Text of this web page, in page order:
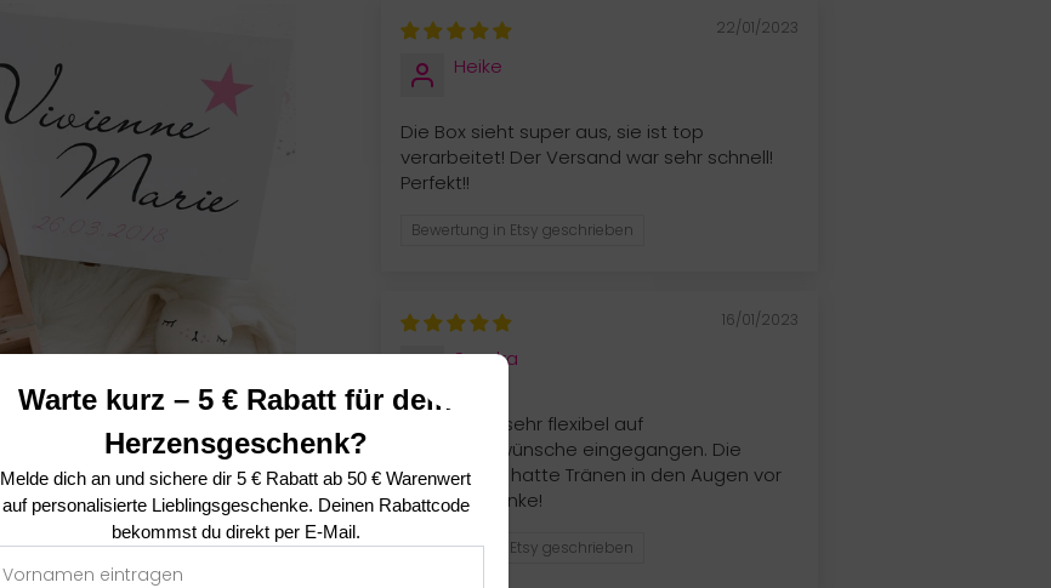
22/01/2023
Heike
Die Box sieht super aus, sie ist top
verarbeitet! Der Versand war sehr schnell!
Perfekt!!
Bewertung in Etsy geschrieben
16/01/2023
Sandra
Einfach toll, sehr flexibel auf
Änderungswünsche eingegangen. Die
Beschenkte hatte Tränen in den Augen vor
Rührung. Danke!
Bewertung in Etsy geschrieben
Warte kurz – 5 € Rabatt für dein
Herzensgeschenk?
Melde dich an und sichere dir 5 € Rabatt ab 50 € Warenwert
auf personalisierte Lieblingsgeschenke. Deinen Rabattcode
bekommst du direkt per E-Mail.